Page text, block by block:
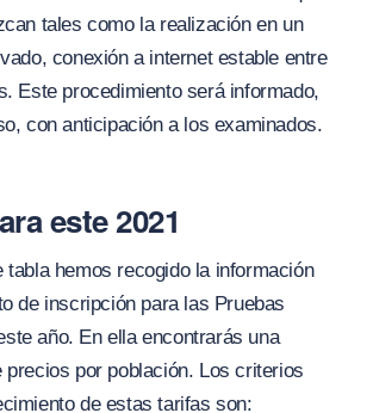
tales como la realización en un
conexión a internet estable entre
Este procedimiento será informado,
con anticipación a los examinados.
este 2021
tabla hemos recogido la información
de inscripción para las Pruebas
año. En ella encontrarás una
precios por población. Los criterios
de estas tarifas son: